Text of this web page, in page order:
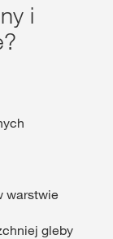
i
warstwie
gleby